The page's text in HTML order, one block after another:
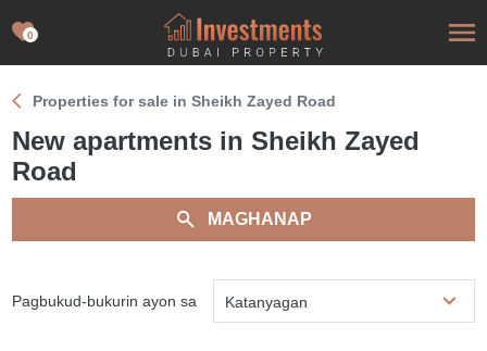
0
Properties for sale in Sheikh Zayed Road
New apartments in Sheikh Zayed
Road
MAGHANAP
Pagbukud-bukurin ayon sa Katanyagan